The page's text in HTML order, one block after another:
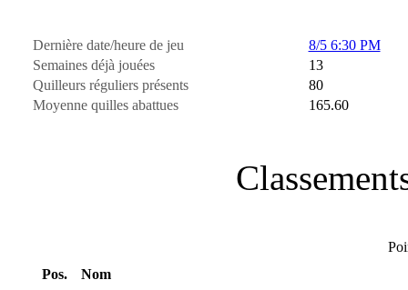
Dernière date/heure de jeu
8/5 6:30 PM
Semaines déjà jouées
13
Quilleurs réguliers présents
80
Moyenne quilles abattues
165.60
Pos.
Nom